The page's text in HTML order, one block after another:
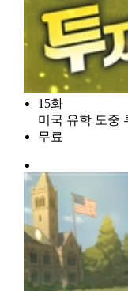
15화
미국 유학 도중
무료